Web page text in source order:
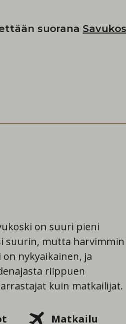
suorana
on suuri pieni
suurin, mutta harvimmin
nykyaikainen, ja
riippuen
kuin matkailijat.
Matkailu